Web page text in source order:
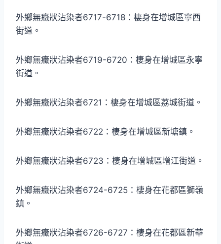
外鄉無癥狀沾染者6717-6718：棲身在增城區寧西
街道。
外鄉無癥狀沾染者6719-6720：棲身在增城區永寧
街道。
外鄉無癥狀沾染者6721：棲身在增城區荔城街道。
外鄉無癥狀沾染者6722：棲身在增城區新塘鎮。
外鄉無癥狀沾染者6723：棲身在增城區增江街道。
外鄉無癥狀沾染者6724-6725：棲身在花都區獅嶺
鎮。
外鄉無癥狀沾染者6726-6727：棲身在花都區新華